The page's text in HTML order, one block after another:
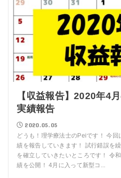
【収益報告】2020年4
実績報告
2020.05.05
どうも！理学療法士のPeiです！ 今
績を報告していきます！ 試行錯誤を
を確立していきたいところです！ 令
績を公開！ 4月に入って新型コ...